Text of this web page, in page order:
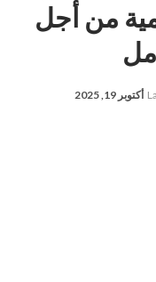
من أجل
أكتوبر 19, 2025